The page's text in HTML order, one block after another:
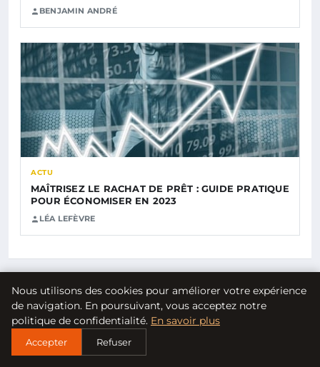
BENJAMIN ANDRÉ
ACTU
MAÎTRISEZ LE RACHAT DE PRÊT : GUIDE PRATIQUE
POUR ÉCONOMISER EN 2023
LÉA LEFÈVRE
CATÉGORIES
RACHAT DE PRÊT : AVANTAGES & INCONVÉNIENTS
Nous utilisons des cookies pour améliorer votre expérience
de navigation. En poursuivant, vous acceptez notre
politique de confidentialité. En savoir plus
Accepter Refuser